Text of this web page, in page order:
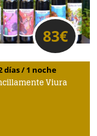
83€
días / 1 noche
Viura